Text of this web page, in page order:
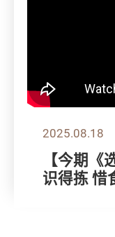
2025.08.18
【今期
识得拣 惜